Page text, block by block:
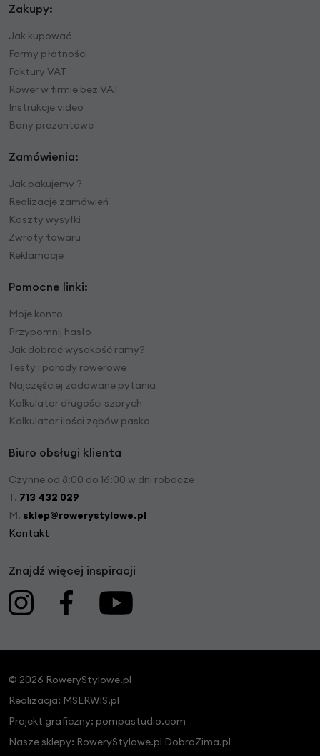
Zakupy:
Jak kupować
Formy płatności
Faktury VAT
Rower w firmie bez VAT
Instrukcje video
Bony prezentowe
Zamówienia:
Jak pakujemy ?
Realizacje zamówień
Koszty wysyłki
Zwroty towaru
Reklamacje
Pomocne linki:
Moje konto
Przypomnij hasło
Jak dobrać wysokość ramy?
Testy i porady rowerowe
Najczęściej zadawane pytania
Kalkulator długości szprych
Kalkulator ilości zębów paska
Biuro obsługi klienta
Czynne od 8:00 do 16:00 w dni robocze
T. 713 432 029
M. sklep@rowerystylowe.pl
Kontakt
Znajdź więcej inspiracji
© 2026 RoweryStylowe.pl
Realizacja: MSERWIS.pl
Projekt graficzny: pompastudio.com
Nasze sklepy: RoweryStylowe.pl DobraZima.pl